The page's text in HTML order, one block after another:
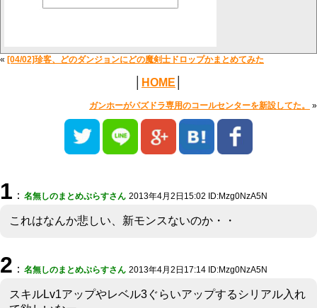
« [04/02]珍客、どのダンジョンにどの魔剣士ドロップかまとめてみた
HOME
ガンホーがパズドラ専用のコールセンターを新設してた。 »
1 ： 名無しのまとめぷらすさん 2013年4月2日15:02 ID:Mzg0NzA5N
これはなんか悲しい、新モンスないのか・・
2 ： 名無しのまとめぷらすさん 2013年4月2日17:14 ID:Mzg0NzA5N
スキルLv1アップやレベル3ぐらいアップするシリアル入れ